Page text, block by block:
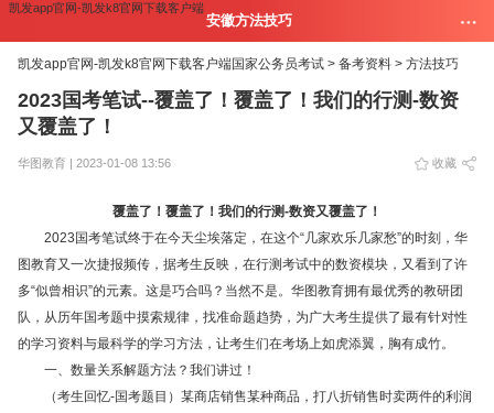
凯发app官网-凯发k8官网下载客户端
安徽方法技巧
凯发app官网-凯发k8官网下载客户端国家公务员考试 > 备考资料 > 方法技巧
2023国考笔试--覆盖了！覆盖了！我们的行测-数资
又覆盖了！
华图教育 | 2023-01-08 13:56 收藏
覆盖了！覆盖了！我们的行测-数资又覆盖了！
2023国考笔试终于在今天尘埃落定，在这个“几家欢乐几家愁”的时刻，华
图教育又一次捷报频传，据考生反映，在行测考试中的数资模块，又看到了许
多“似曾相识”的元素。这是巧合吗？当然不是。华图教育拥有最优秀的教研团
队，从历年国考题中摸索规律，找准命题趋势，为广大考生提供了最有针对性
的学习资料与最科学的学习方法，让考生们在考场上如虎添翼，胸有成竹。
一、数量关系解题方法？我们讲过！
（考生回忆-国考题目）某商店销售某种商品，打八折销售时卖两件的利润